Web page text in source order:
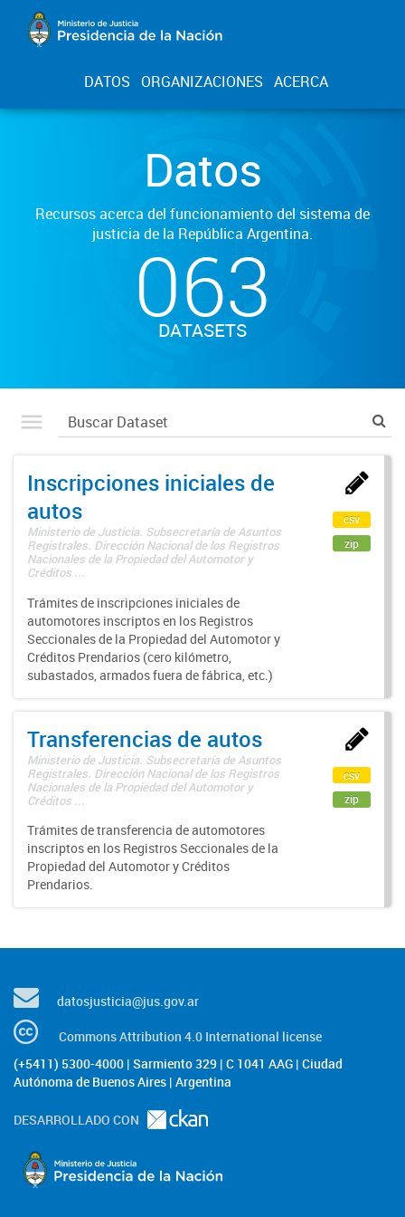
DATOS ORGANIZACIONES ACERCA
Datos
Recursos acerca del funcionamiento del sistema de
justicia de la República Argentina.
063
DATASETS
Inscripciones iniciales de
autos
Ministerio de Justicia. Subsecretaría de Asuntos
Registrales. Dirección Nacional de los Registros
Nacionales de la Propiedad del Automotor y
Créditos ...
Trámites de inscripciones iniciales de
automotores inscriptos en los Registros
Seccionales de la Propiedad del Automotor y
Créditos Prendarios (cero kilómetro,
subastados, armados fuera de fábrica, etc.)
csv
zip
Transferencias de autos
Ministerio de Justicia. Subsecretaría de Asuntos
Registrales. Dirección Nacional de los Registros
Nacionales de la Propiedad del Automotor y
Créditos ...
Trámites de transferencia de automotores
inscriptos en los Registros Seccionales de la
Propiedad del Automotor y Créditos
Prendarios.
csv
zip
datosjusticia@jus.gov.ar
Commons Attribution 4.0 International license
(+5411) 5300-4000 | Sarmiento 329 | C 1041 AAG | Ciudad
Autónoma de Buenos Aires | Argentina
DESARROLLADO CON